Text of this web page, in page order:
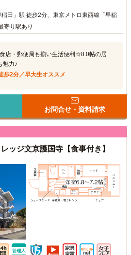
田」駅 徒歩2分、東京メトロ東西線「早稲
寄り駅あり
店・郵便局も揃い生活便利☆8.0帖の居
魅力♪
歩2分／早大生オススメ
お問合せ・資料請求
ッジ文京護国寺【食事付き】